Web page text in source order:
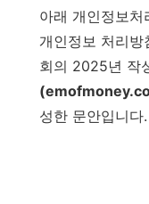
아래 개인정보
개인정보 처리
회의 2025년 작
성한 문안입니다